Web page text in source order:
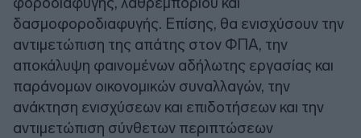
δασμοφοροδιαφυγής. Επίσης, θα ενισχύσουν την
αντιμετώπιση της απάτης στον ΦΠΑ, την
αποκάλυψη φαινομένων αδήλωτης εργασίας και
παράνομων οικονομικών συναλλαγών, την
ανάκτηση ενισχύσεων και επιδοτήσεων και την
αντιμετώπιση σύνθετων περιπτώσεων